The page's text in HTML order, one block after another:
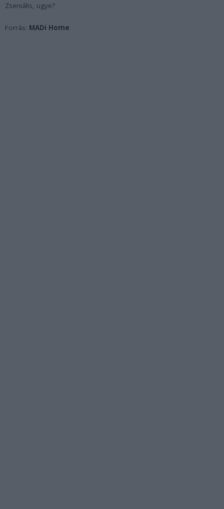
Zseniális, ugye?
Forrás: MADi Home